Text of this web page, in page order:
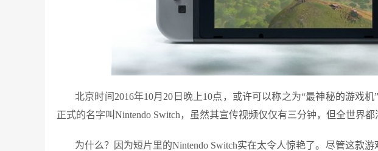
北京时间2016年10月20日晚上10点，或许可以称之为“最神秘的游戏
正式的名字叫Nintendo Switch，虽然其宣传视频仅仅有三分钟，但全世界都
为什么？因为短片里的Nintendo Switch实在太令人惊艳了。尽管这款